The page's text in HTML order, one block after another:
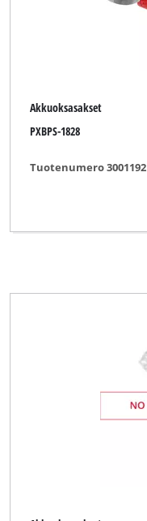
Akkuoksasakset
PXBPS-1828
Tuotenumero 3001192